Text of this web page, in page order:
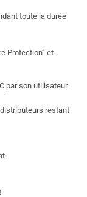
toute la durée
Protection” et
par son utilisateur.
restant